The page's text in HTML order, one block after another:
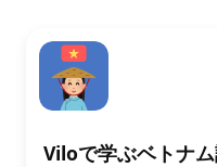
Viloで学ぶベトナ